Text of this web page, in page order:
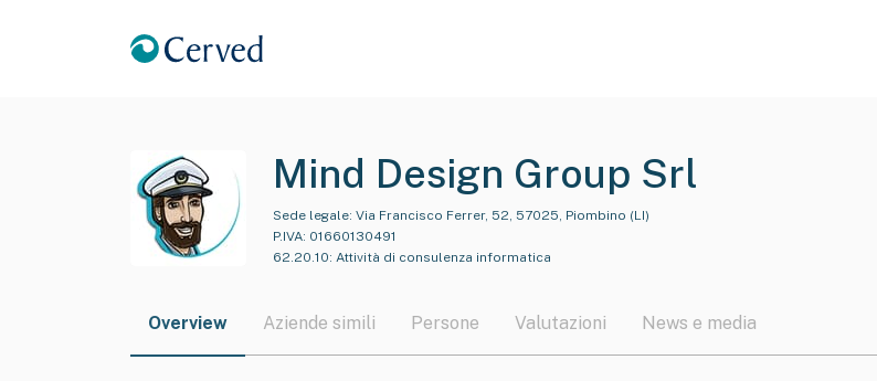
Mind Design Group Srl
Sede legale: Via Francisco Ferrer, 52, 57025, Piombino (LI)
P.IVA: 01660130491
62.20.10: Attività di consulenza informatica
Overview Aziende simili Persone Valutazioni News e media